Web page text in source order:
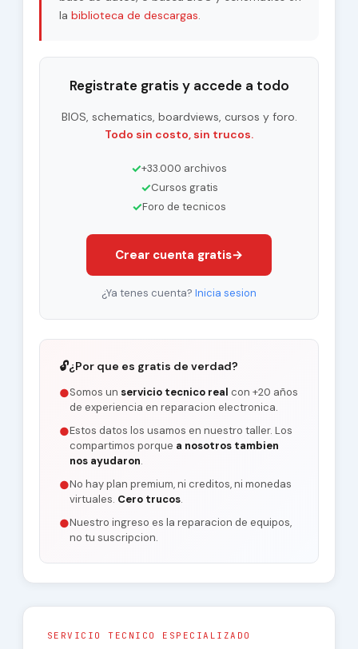
la biblioteca de descargas.
Registrate gratis y accede a todo
BIOS, schematics, boardviews, cursos y foro.
Todo sin costo, sin trucos.
✓+33.000 archivos
✓Cursos gratis
✓Foro de tecnicos
Crear cuenta gratis→
¿Ya tenes cuenta? Inicia sesion
🔓¿Por que es gratis de verdad?
●Somos un servicio tecnico real con +20 años
de experiencia en reparacion electronica.
●Estos datos los usamos en nuestro taller. Los
compartimos porque a nosotros tambien
nos ayudaron.
●No hay plan premium, ni creditos, ni monedas
virtuales. Cero trucos.
●Nuestro ingreso es la reparacion de equipos,
no tu suscripcion.
SERVICIO TECNICO ESPECIALIZADO